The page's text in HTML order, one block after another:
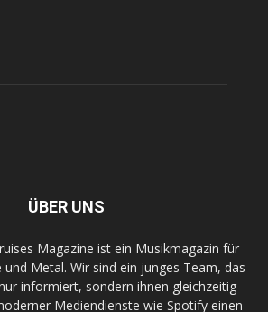
ÜBER UNS
Magazine ist ein Musikmagazin für
und Metal. Wir sind ein junges Team, das
informiert, sondern ihnen gleichzeitig
Mediendienste wie Spotify einen